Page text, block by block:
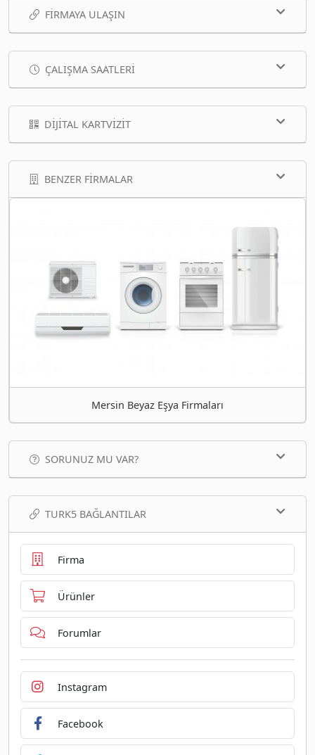
FIRMAYA ULAŞIN
ÇALIŞMA SAATLERI
DIJITAL KARTVIZIT
BENZER FIRMALAR
Mersin Beyaz Eşya Firmaları
SORUNUZ MU VAR?
TURK5 BAĞLANTILAR
Firma
Ürünler
Forumlar
Instagram
Facebook